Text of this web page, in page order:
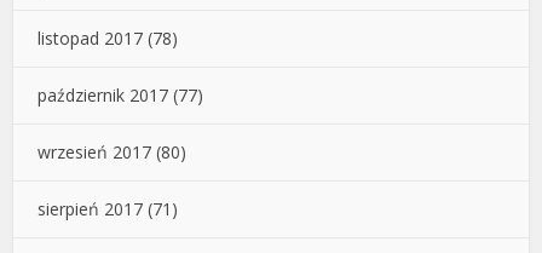
listopad 2017 (78)
październik 2017 (77)
wrzesień 2017 (80)
sierpień 2017 (71)